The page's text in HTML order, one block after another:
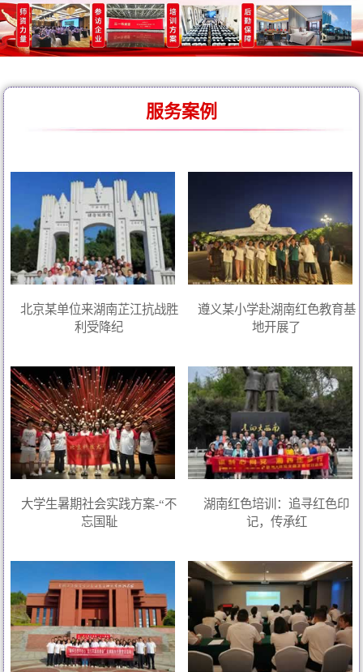
服务案例
北京某单位来湖南芷江抗战胜
利受降纪
遵义某小学赴湖南红色教育基
地开展了
大学生暑期社会实践方案-“不
忘国耻
湖南红色培训：追寻红色印
记，传承红